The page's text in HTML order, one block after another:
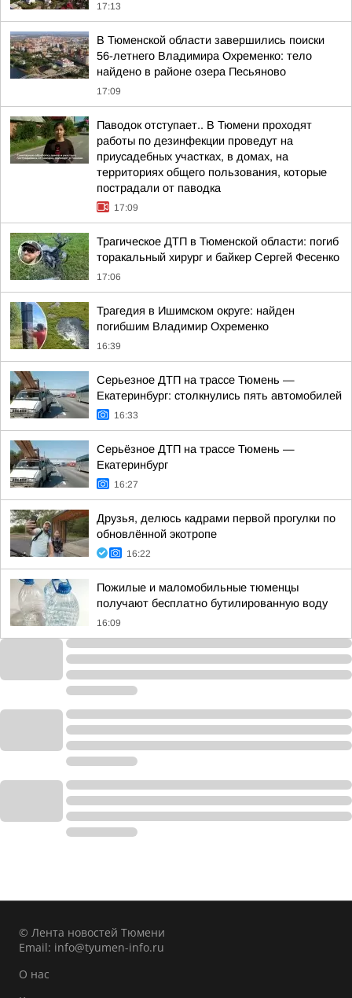
17:13
В Тюменской области завершились поиски
56-летнего Владимира Охременко: тело
найдено в районе озера Песьяново
17:09
Паводок отступает.. В Тюмени проходят
работы по дезинфекции проведут на
приусадебных участках, в домах, на
территориях общего пользования, которые
пострадали от паводка
17:09
Трагическое ДТП в Тюменской области: погиб
торакальный хирург и байкер Сергей Фесенко
17:06
Трагедия в Ишимском округе: найден
погибшим Владимир Охременко
16:39
Серьезное ДТП на трассе Тюмень —
Екатеринбург: столкнулись пять автомобилей
16:33
Серьёзное ДТП на трассе Тюмень —
Екатеринбург
16:27
Друзья, делюсь кадрами первой прогулки по
обновлённой экотропе
16:22
Пожилые и маломобильные тюменцы
получают бесплатно бутилированную воду
16:09
© Лента новостей Тюмени
Email: info@tyumen-info.ru
О нас